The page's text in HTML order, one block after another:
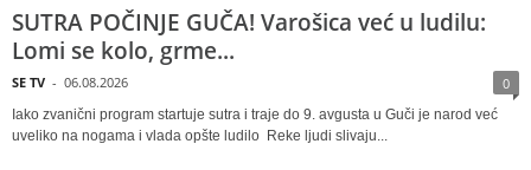
SUTRA POČINJE GUČA! Varošica već u ludilu:
Lomi se kolo, grme...
SE TV - 06.08.2026 0
Iako zvanični program startuje sutra i traje do 9. avgusta u Guči je narod već
uveliko na nogama i vlada opšte ludilo Reke ljudi slivaju...